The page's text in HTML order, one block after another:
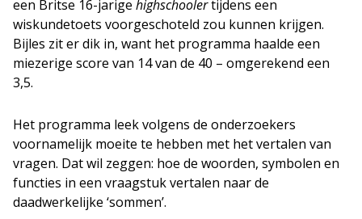
een Britse 16-jarige highschoolertijdens een
wiskundetoets voorgeschoteld zou kunnen krijgen.
Bijles zit er dik in, want het programma haalde een
miezerige score van 14 van de 40 – omgerekend een
3,5.
Het programma leek volgens de onderzoekers
voornamelijk moeite te hebben met het vertalen van
vragen. Dat wil zeggen: hoe de woorden, symbolen en
functies in een vraagstuk vertalen naar de
daadwerkelijke ‘sommen’.